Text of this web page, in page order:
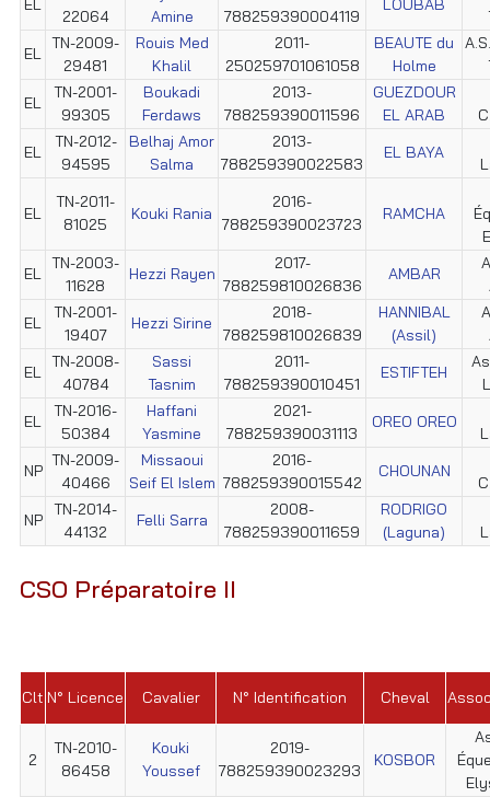
EL
22064
Amine
788259390004119
LOUBAB
EL
TN-2009-
29481
Rouis Med
Khalil
2011-
250259701061058
BEAUTE du
Holme
EL
TN-2001-
99305
Boukadi
Ferdaws
2013-
788259390011596
GUEZDOUR
EL ARAB
EL
TN-2012-
94595
Belhaj Amor
Salma
2013-
788259390022583
EL BAYA
EL
TN-2011-
81025
Kouki Rania
2016-
788259390023723
RAMCHA
EL
TN-2003-
11628
Hezzi Rayen
2017-
788259810026836
AMBAR
EL
TN-2001-
19407
Hezzi Sirine
2018-
788259810026839
HANNIBAL
(Assil)
EL
TN-2008-
40784
Sassi
Tasnim
2011-
788259390010451
ESTIFTEH
EL
TN-2016-
50384
Haffani
Yasmine
2021-
788259390031113
OREO OREO
NP
TN-2009-
40466
Missaoui
Seif El Islem
2016-
788259390015542
CHOUNAN
NP
TN-2014-
44132
Felli Sarra
2008-
788259390011659
RODRIGO
(Laguna)
CSO Préparatoire II
Clt N° Licence Cavalier N° Identification Cheval
2
TN-2010-
86458
Kouki
Youssef
2019-
788259390023293
KOSBOR